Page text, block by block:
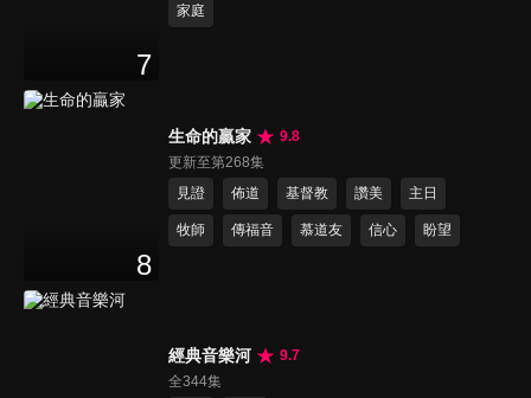
7
家庭
8
生命的贏家
9.8
更新至第268集
見證
佈道 基督教 讚美 主日
牧師 傳福音 慕道友 信心 盼望
經典音樂河
9.7
全344集